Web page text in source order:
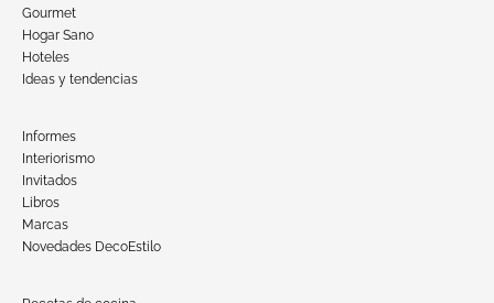
Gourmet
Hogar Sano
Hoteles
Ideas y tendencias
Informes
Interiorismo
Invitados
Libros
Marcas
Novedades DecoEstilo